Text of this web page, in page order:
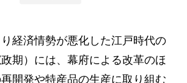
経済情勢が悪化した江戸時代の
期）には、幕府による改革のほ
開発や特産品の生産に取り組む